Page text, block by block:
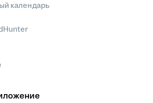
календарь